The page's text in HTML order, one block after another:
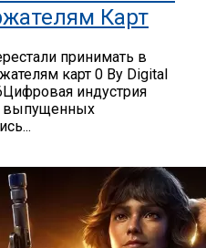
Карт
принимать в
карт 0 By Digital
индустрия
выпущенных